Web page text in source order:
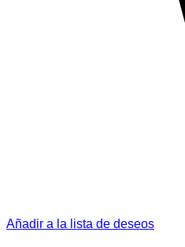
Añadir a la lista de deseos